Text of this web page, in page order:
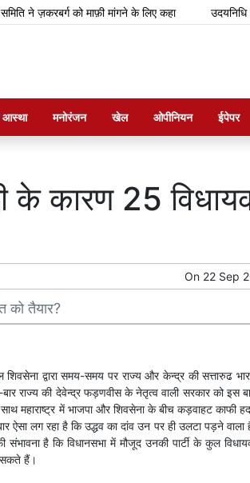
को माफ़ी मांगने के लिए कहा उदयनिधि
आस्था मनोरंजन खेल ओपीनियन ईपेपर
के कारण 25
On 22 Sep
को तैयार?
शिवसेना द्वारा समय-समय पर राज्य और केन्द्र की सत्तारुढ
राज्य की देवेन्द्र फड़णवीस के नेतृत्व वाली सरकार को इस
महाराष्ट्र में भाजपा और शिवसेना के बीच कड़वाहट काफी
ऐसा लग रहा है कि उद्धव का दांव उन पर ही उलटा पड़ने वाला
है कि विधानसभा में मौजूद उनकी पार्टी के कुल
सकते हैं।